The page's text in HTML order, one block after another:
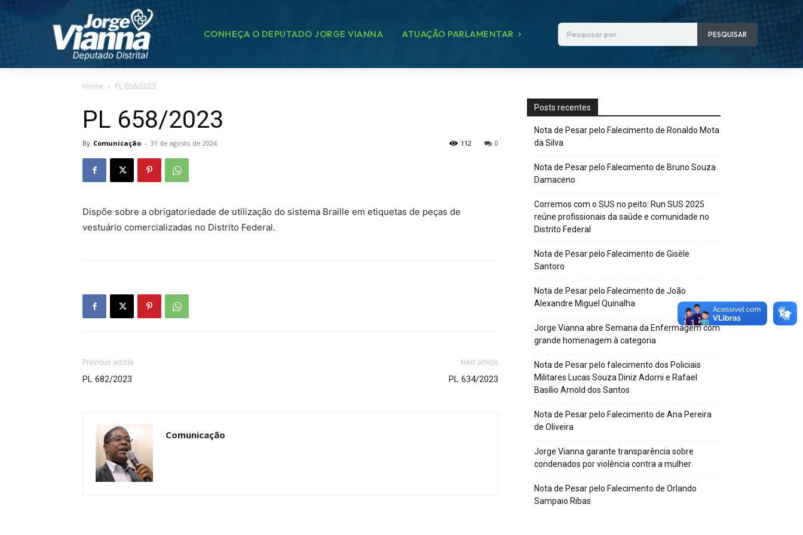
CONHEÇA O DEPUTADO JORGE VIANNA ATUAÇÃO PARLAMENTAR Pesquisar por PESQUISAR
Home PL 658/2023
PL 658/2023
By Comunicação - 31 de agosto de 2024 0
112
Dispõe sobre a obrigatoriedade de utilização do sistema Braille em etiquetas de peças de
vestuário comercializadas no Distrito Federal.
Previous article
PL 682/2023
Next article
PL 634/2023
Comunicação
Posts recentes
Nota de Pesar pelo Falecimento de Ronaldo Mota
da Silva
Nota de Pesar pelo Falecimento de Bruno Souza
Damaceno
Corremos com o SUS no peito: Run SUS 2025
reúne profissionais da saúde e comunidade no
Distrito Federal
Nota de Pesar pelo Falecimento de Gisèle
Santoro
Nota de Pesar pelo Falecimento de João
Alexandre Miguel Quinalha
Jorge Vianna abre Semana da Enfermagem com
grande homenagem à categoria
Nota de Pesar pelo falecimento dos Policiais
Militares Lucas Souza Diniz Adorni e Rafael
Basílio Arnold dos Santos
Nota de Pesar pelo Falecimento de Ana Pereira
de Oliveira
Jorge Vianna garante transparência sobre
condenados por violência contra a mulher
Nota de Pesar pelo Falecimento de Orlando
Sampaio Ribas